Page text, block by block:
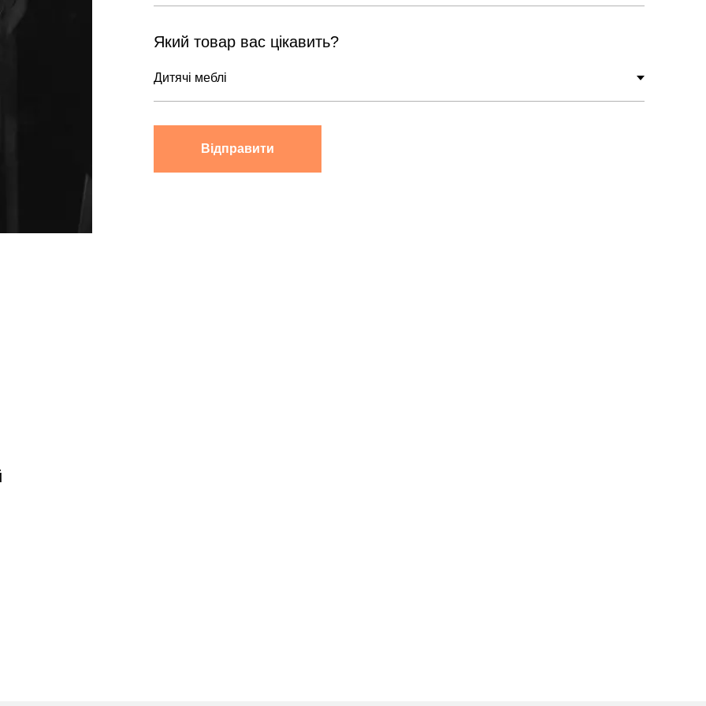
Який товар вас цікавить?
Відправити